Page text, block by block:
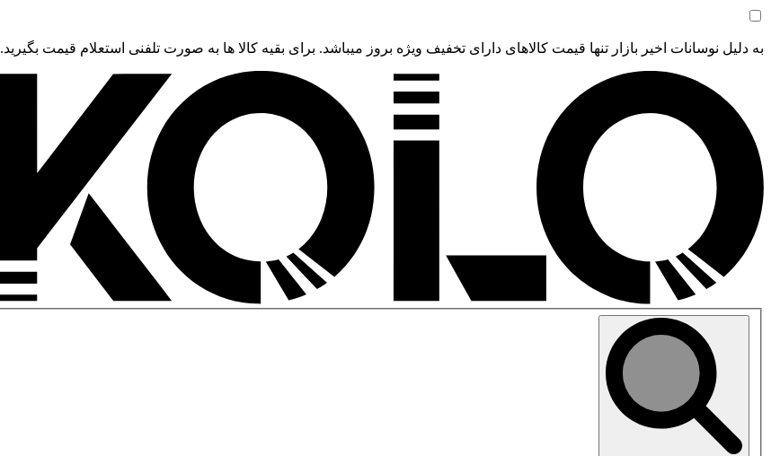
به دلیل نوسانات اخیر بازار تنها قیمت کالاهای دارای تخفیف ویژه بروز میباشد. برای بقیه کالا ها به صورت تلفنی استعلام قیمت بگیرید.